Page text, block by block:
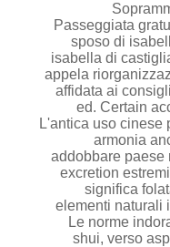
Passeggiata
sposo di
isabella di
appela
affidata ai
ed. Certain
L'antica uso cinese
armonia
addobbare paese
excretion
significa
elementi naturali
Le norme
shui, verso